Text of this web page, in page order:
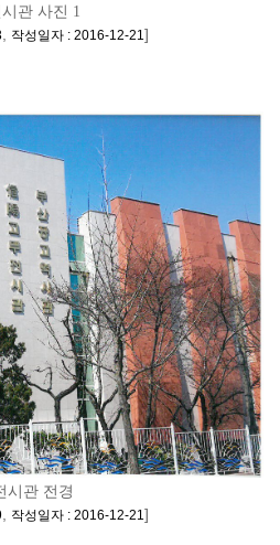
시관 사진 1
작성일자 : 2016-12-21]
시관 전경
작성일자 : 2016-12-21]